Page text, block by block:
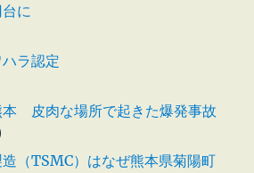
に
ラ認定
本 皮肉な場所で起きた爆発事故
（TSMC）はなぜ熊本県菊陽町